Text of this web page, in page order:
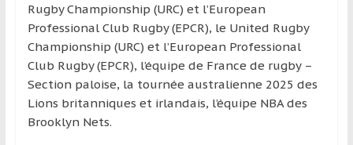
Rugby Championship (URC) et l’European
Professional Club Rugby (EPCR), le United Rugby
Championship (URC) et l’European Professional
Club Rugby (EPCR), l’équipe de France de rugby –
Section paloise, la tournée australienne 2025 des
Lions britanniques et irlandais, l’équipe NBA des
Brooklyn Nets.